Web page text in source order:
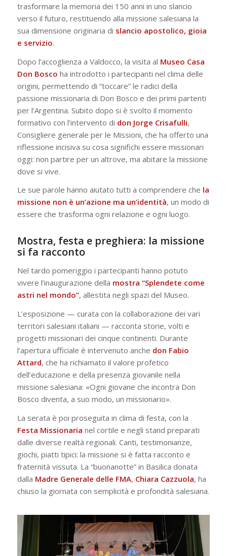
trasformare la memoria dei 150 anni in uno slancio
verso il futuro, restituendo alla missione salesiana la
sua dimensione originaria di slancio apostolico, gioia
e servizio.
Dopo l’accoglienza a Valdocco, la visita al Museo Casa
Don Bosco ha introdotto i partecipanti nel clima delle
origini, permettendo di “toccare” le radici della
passione missionaria di Don Bosco e dei primi partenti
per l’Argentina. Subito dopo si è svolto il momento
formativo con l’intervento di don Jorge Crisafulli,
Consigliere generale per le Missioni, che ha offerto una
riflessione incisiva su cosa significhi essere missionari
oggi: non partire per un altrove, ma abitare la missione
dove si vive.
Le sue parole hanno aiutato tutti a comprendere che la
missione non è un’azione ma un’identità, un modo di
essere che trasforma ogni relazione e ogni luogo.
Mostra, festa e preghiera: la missione
si fa racconto
Nel tardo pomeriggio i partecipanti hanno potuto
vivere l’inaugurazione della mostra “Splendete come
astri nel mondo”, allestita negli spazi del Museo.
L’esposizione — curata con la collaborazione dei vari
territori salesiani italiani — racconta storie, volti e
progetti missionari dei cinque continenti. Durante
l’apertura ufficiale è intervenuto anche don Fabio
Attard, che ha richiamato il valore profetico
dell’educazione e della presenza giovanile nella
missione salesiana: «Ogni giovane che incontra Don
Bosco diventa, a suo modo, un missionario».
La serata è poi proseguita in clima di festa, con la
Festa Missionaria nel cortile e negli stand preparati
dalle diverse realtà regionali. Canti, testimonianze,
giochi, piatti tipici: la missione si è fatta racconto e
fraternità vissuta. La “buonanotte” in Basilica donata
dalla Madre Generale delle FMA, Chiara Cazzuola, ha
chiuso la giornata con semplicità e profondità salesiana.